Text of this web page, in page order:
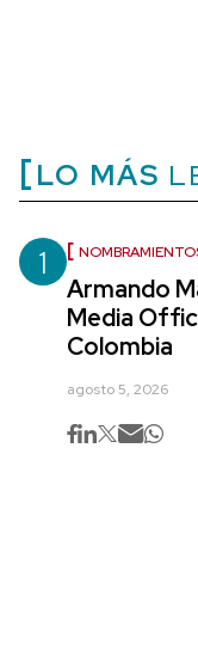
LO MÁS
1
Armando
Media
Colombia
agosto 5, 2026